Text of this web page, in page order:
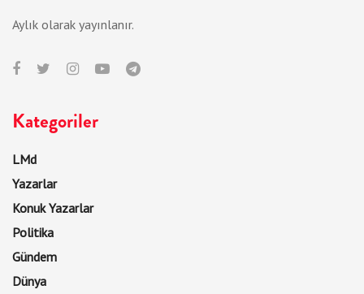
Aylık olarak yayınlanır.
Kategoriler
LMd
Yazarlar
Konuk Yazarlar
Politika
Gündem
Dünya